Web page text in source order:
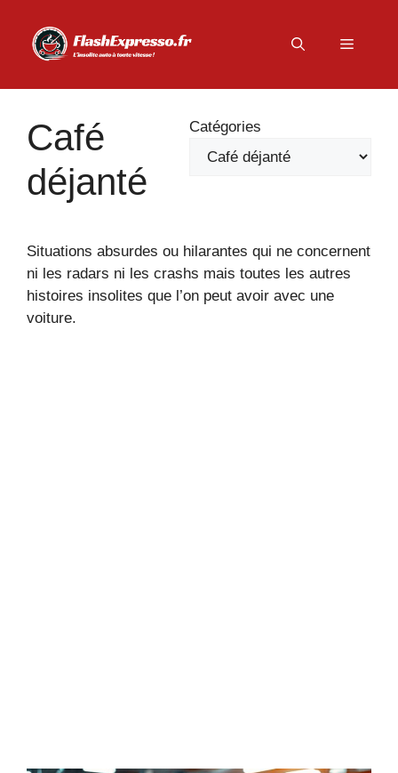
contenu
Menu
Café
déjanté
Catégories
Situations absurdes ou hilarantes qui ne concernent
ni les radars ni les crashs mais toutes les autres
histoires insolites que l’on peut avoir avec une
voiture.